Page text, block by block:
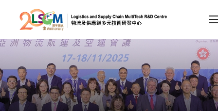
跳到內容（按回車鍵）
會員登入
A A EN 繁 简